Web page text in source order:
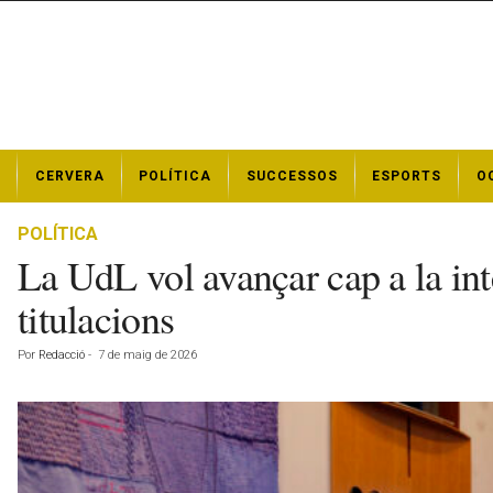
t
CERVERA POLÍTICA SUCCESSOS ESPORTS
POLÍTICA
La UdL vol avançar cap a la
titulacions
Por Redacció - 7 de maig de 2026